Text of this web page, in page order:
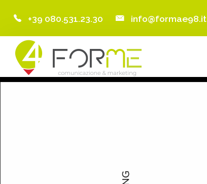
Home
Chi Siamo
+39 080.531.23.30 info@formae98.it